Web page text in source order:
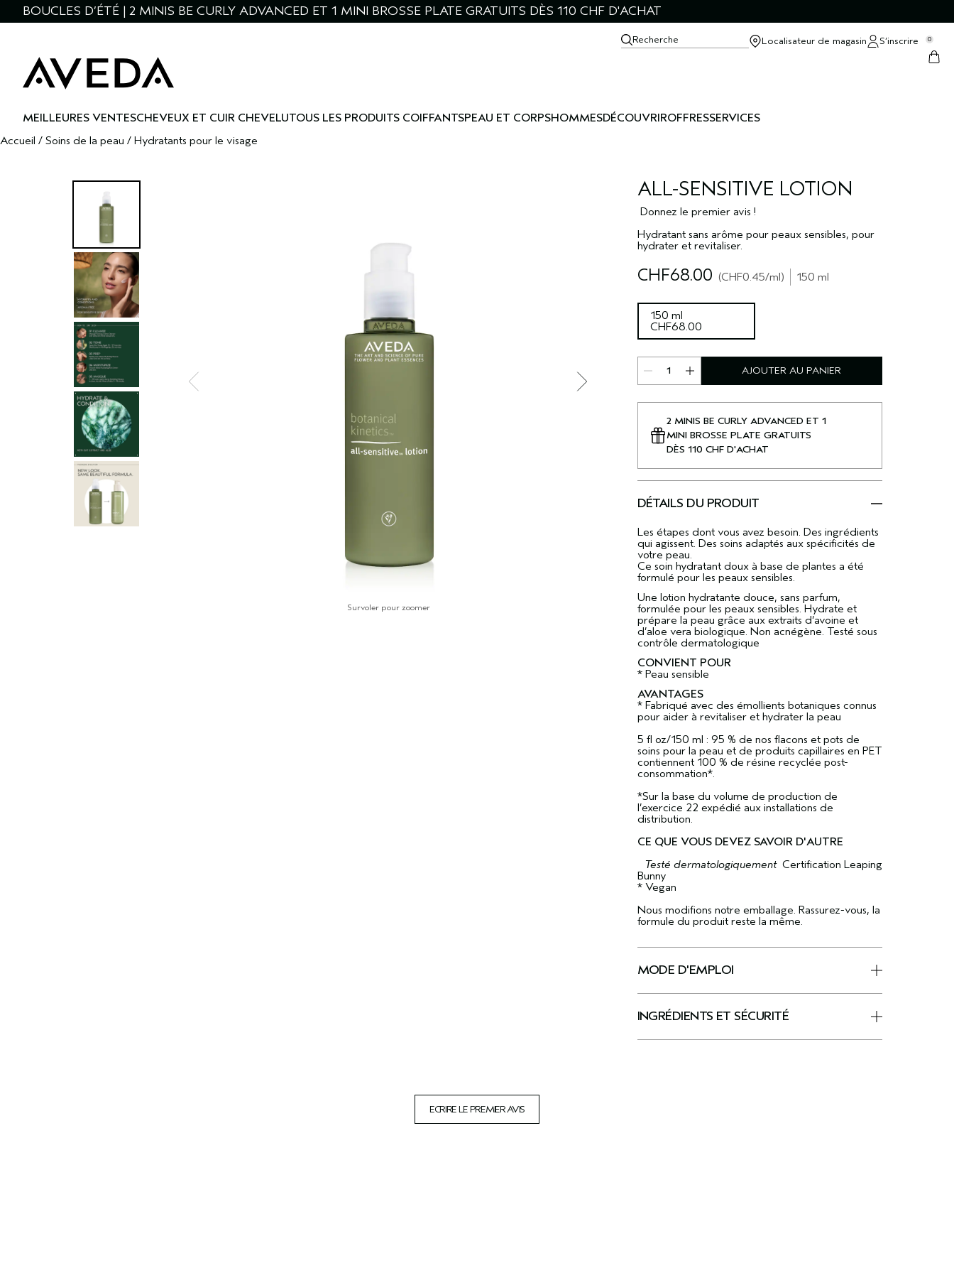
BOUCLES D’ÉTÉ | 2 MINIS BE CURLY ADVANCED ET 1 MINI BROSSE PLATE GRATUITS DÈS 110 CHF D'ACHAT
Recherche Localisateur de magasin S’inscrire 0
MEILLEURES VENTESCHEVEUX ET CUIR CHEVELUTOUS LES PRODUITS COIFFANTSPEAU ET CORPSHOMMESDÉCOUVRIROFFRESSERVICES
Accueil / Soins de la peau / Hydratants pour le visage
ALL-SENSITIVE LOTION
Donnez le premier avis !
Hydratant sans arôme pour peaux sensibles, pour
hydrater et revitaliser.
Survoler pour zoomer
CHF68.00 CHF0.45/ml 150 ml
150 ml
CHF68.00
AJOUTER AU PANIER
2 MINIS BE CURLY ADVANCED ET 1
MINI BROSSE PLATE GRATUITS
DÈS 110 CHF D'ACHAT
DÉTAILS DU PRODUIT
Les étapes dont vous avez besoin. Des ingrédients
qui agissent. Des soins adaptés aux spécificités de
votre peau.
Ce soin hydratant doux à base de plantes a été
formulé pour les peaux sensibles.
Une lotion hydratante douce, sans parfum,
formulée pour les peaux sensibles. Hydrate et
prépare la peau grâce aux extraits d’avoine et
d’aloe vera biologique. Non acnégène. Testé sous
contrôle dermatologique
CONVIENT POUR
* Peau sensible
AVANTAGES
* Fabriqué avec des émollients botaniques connus
pour aider à revitaliser et hydrater la peau
5 fl oz/150 ml : 95 % de nos flacons et pots de
soins pour la peau et de produits capillaires en PET
contiennent 100 % de résine recyclée post-
consommation*.
*Sur la base du volume de production de
l’exercice 22 expédié aux installations de
distribution.
CE QUE VOUS DEVEZ SAVOIR D'AUTRE
Testé dermatologiquement Certification Leaping
Bunny
* Vegan
Nous modifions notre emballage. Rassurez-vous, la
formule du produit reste la même.
MODE D'EMPLOI
INGRÉDIENTS ET SÉCURITÉ
ECRIRE LE PREMIER AVIS